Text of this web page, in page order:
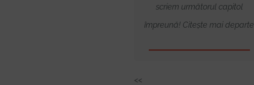
scriem următorul capitol
împreună! Citește mai departe
<<